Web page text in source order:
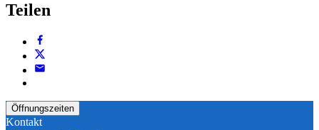
Teilen
Öffnungszeiten
Kontakt